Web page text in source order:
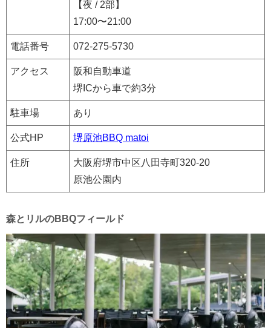
【夜 / 2部】
17:00〜21:00
電話番号 ​​072-275-5730
アクセス
阪和自動車道
堺ICから車で約3分
駐車場 あり
公式HP 堺原池BBQ matoi
住所
大阪府堺市中区八田寺町320-20
原池公園内
森とリルのBBQフィールド